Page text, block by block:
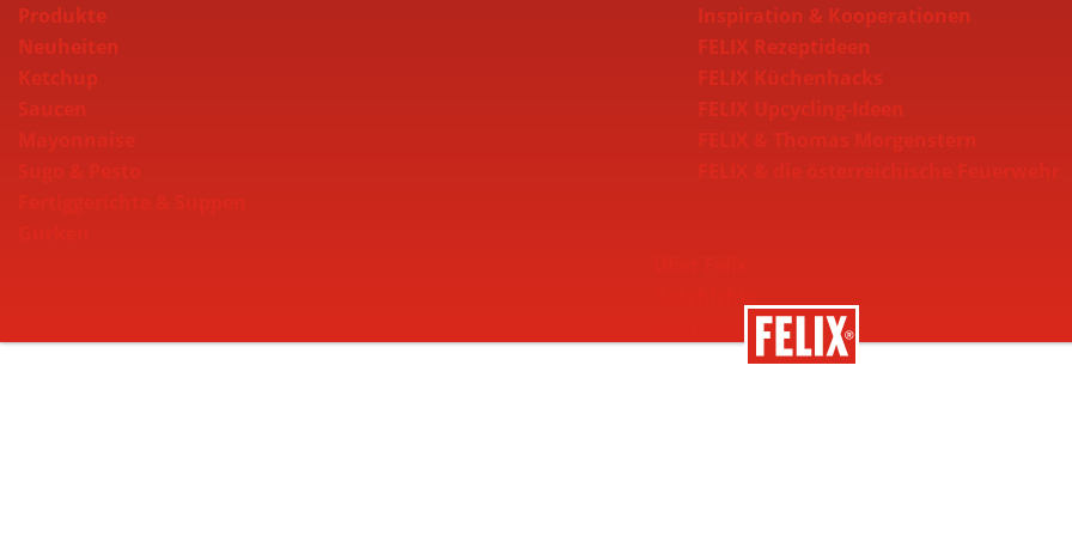
Produkte
Neuheiten
Ketchup
Saucen
Inspiration & Kooperationen
FELIX Rezeptideen
FELIX Küchenhacks
FELIX Upcycling-Ideen
Nachhaltigkeit